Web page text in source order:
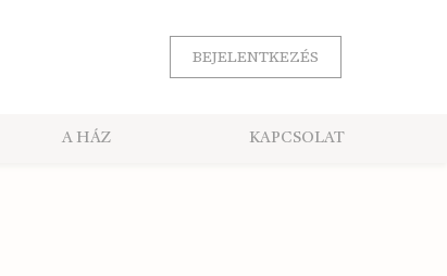
BEJELENTKEZÉS
A HÁZ KAPCSOLAT